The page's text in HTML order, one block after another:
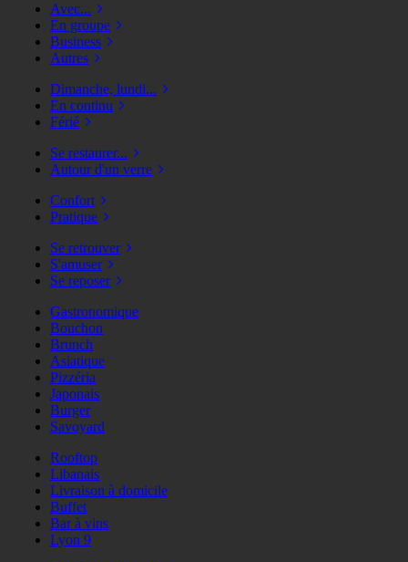
Avec...
En groupe
Business
Autres
Dimanche, lundi...
En continu
Férié
Se restaurer...
Autour d'un verre
Confort
Pratique
Se retrouver
S'amuser
Se reposer
Gastronomique
Bouchon
Brunch
Asiatique
Pizzéria
Japonais
Burger
Savoyard
Rooftop
Libanais
Livraison à domicile
Buffet
Bar à vins
Lyon 9